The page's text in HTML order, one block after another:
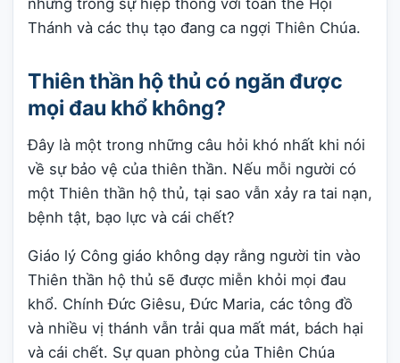
Thánh và các thụ tạo đang ca ngợi Thiên Chúa.
Thiên thần hộ thủ có ngăn được
mọi đau khổ không?
Đây là một trong những câu hỏi khó nhất khi nói
về sự bảo vệ của thiên thần. Nếu mỗi người có
một Thiên thần hộ thủ, tại sao vẫn xảy ra tai nạn,
bệnh tật, bạo lực và cái chết?
Giáo lý Công giáo không dạy rằng người tin vào
Thiên thần hộ thủ sẽ được miễn khỏi mọi đau
khổ. Chính Đức Giêsu, Đức Maria, các tông đồ
và nhiều vị thánh vẫn trải qua mất mát, bách hại
và cái chết. Sự quan phòng của Thiên Chúa